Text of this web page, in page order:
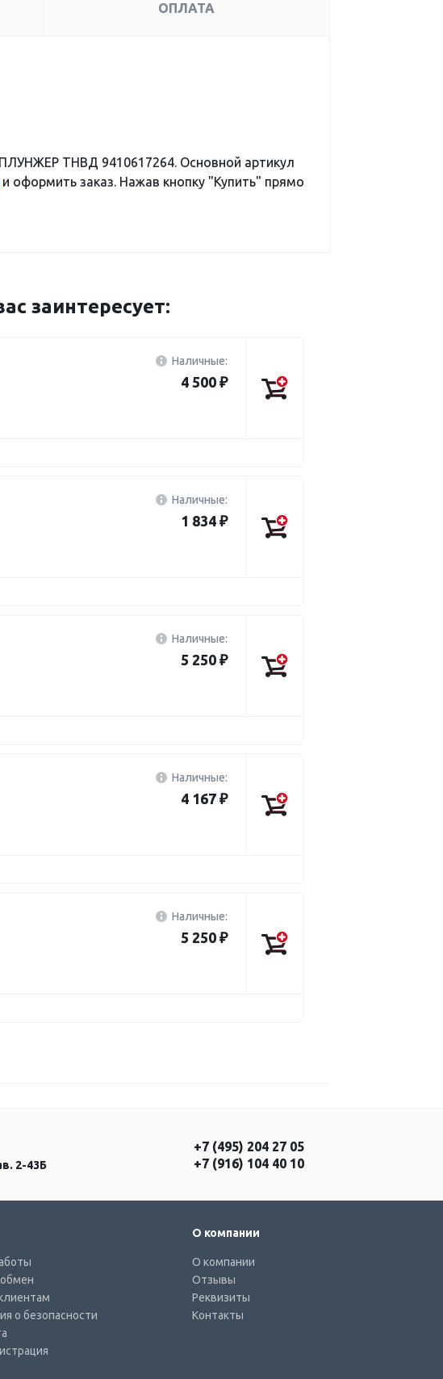
ОПЛАТА
ТНВД 9410617264. Основной артикул
и оформить заказ. Нажав кнопку "Купить" прямо
заинтересует:
Наличные:
4 500 ₽
Наличные:
1 834 ₽
Наличные:
5 250 ₽
Наличные:
4 167 ₽
Наличные:
5 250 ₽
2-43Б
+7 (495) 204 27 05
+7 (916) 104 40 10
о безопасности
О компании
О компании
Отзывы
Реквизиты
Контакты